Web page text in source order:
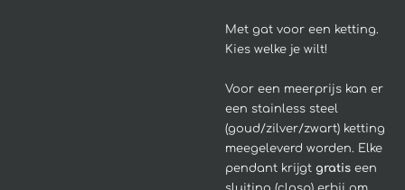
Met gat voor een ketting.
Kies welke je wilt!
Voor een meerprijs kan er
een stainless steel
(goud/zilver/zwart) ketting
meegeleverd worden. Elke
pendant krijgt gratis een